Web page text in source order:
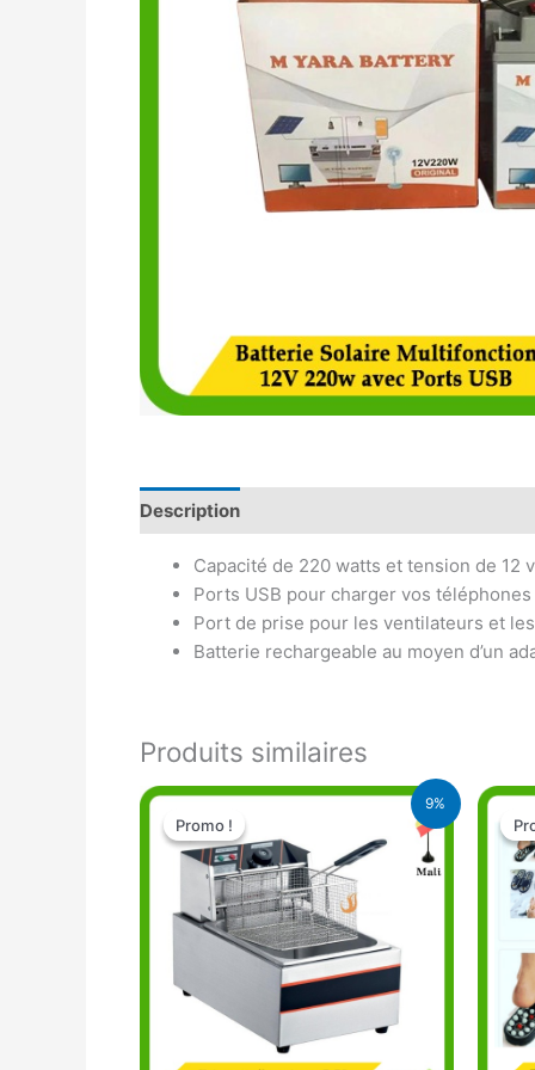
Description
Capacité de 220 watts et tension de 12
Ports USB pour charger vos
Port de prise pour les ventilateurs et
Batterie rechargeable au moyen d’un
Produits similaires
9%
Promo !
Promo !
Le
initial
était :
57.000 CFA.
Le
est :
52.000 CFA.